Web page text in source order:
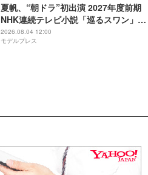
夏帆、“朝ドラ”初出演 2027年度前期
NHK連続テレビ小説「巡るスワン」第4
弾出演者発表
2026.08.04 12:00
モデルプレス